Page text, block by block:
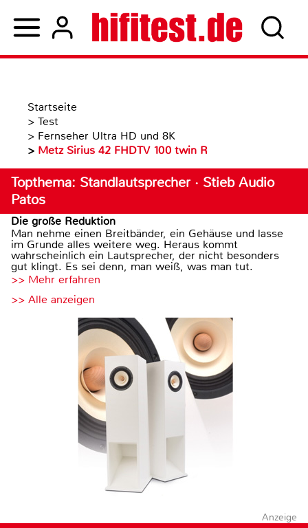
Startseite
> Test
> Fernseher Ultra HD und 8K
> Metz Sirius 42 FHDTV 100 twin R
Topthema: Standlautsprecher · Stieb Audio
Patos
Die große Reduktion
Man nehme einen Breitbänder, ein Gehäuse und lasse
im Grunde alles weitere weg. Heraus kommt
wahrscheinlich ein Lautsprecher, der nicht besonders
gut klingt. Es sei denn, man weiß, was man tut.
>> Mehr erfahren
>> Alle anzeigen
Anzeige